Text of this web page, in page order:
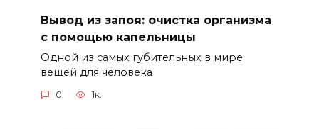
Вывод из запоя: очистка организма
с помощью капельницы
Одной из самых губительных в мире
вещей для человека
0 1к.